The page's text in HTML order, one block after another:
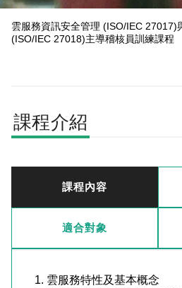
雲服務資訊安全管理 (ISO/IEC 27017)
(ISO/IEC 27018)主導稽核員訓練課程
課程介紹
課程內容
適合對象
1. 雲服務特性及基本概念